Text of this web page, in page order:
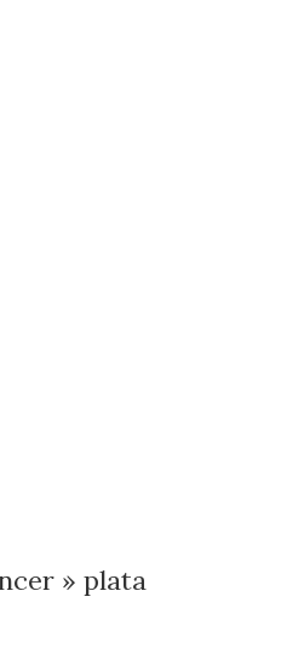
» plata